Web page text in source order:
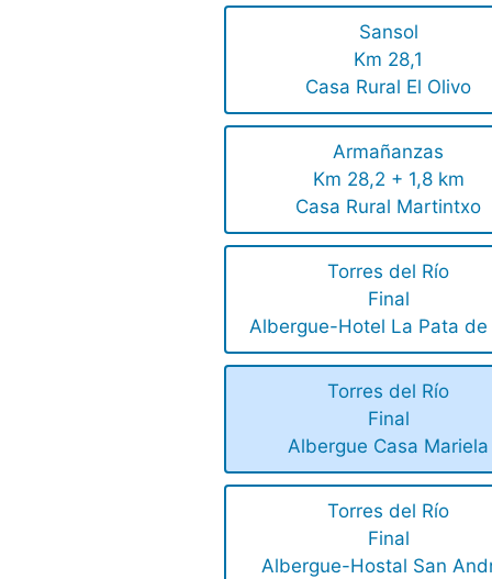
Sansol
Km 28,1
Casa Rural El Olivo
Armañanzas
Km 28,2 + 1,8 km
Casa Rural Martintxo
Torres del Río
Final
Albergue-Hotel La Pata de
Torres del Río
Final
Albergue Casa Mariela
Torres del Río
Final
Albergue-Hostal San